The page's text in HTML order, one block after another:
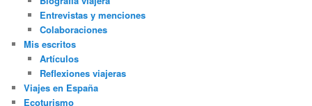
Entrevistas y menciones
Colaboraciones
Mis escritos
Artículos
Reflexiones viajeras
Viajes en España
Ecoturismo